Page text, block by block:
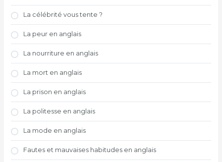
La célébrité vous tente ?
La peur en anglais
La nourriture en anglais
La mort en anglais
La prison en anglais
La politesse en anglais
La mode en anglais
Fautes et mauvaises habitudes en anglais